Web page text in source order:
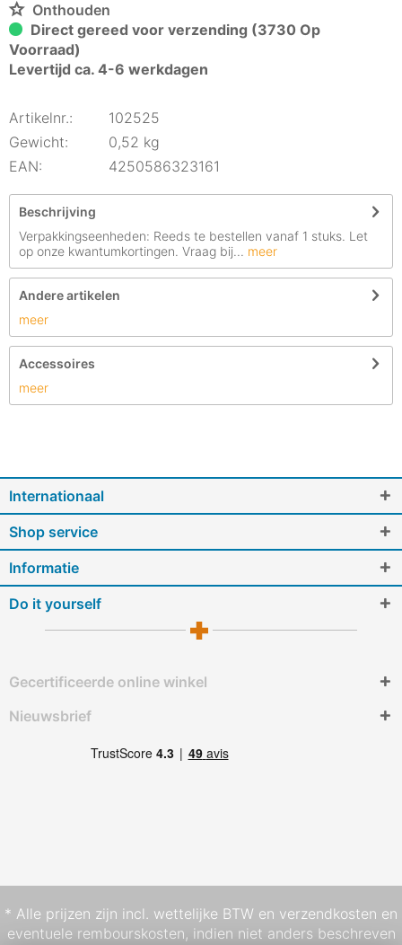
Onthouden
Direct gereed voor verzending (3730 Op
Voorraad)
Levertijd ca. 4-6 werkdagen
Artikelnr.:
102525
Gewicht:
0,52 kg
EAN:
4250586323161
Beschrijving
Verpakkingseenheden: Reeds te bestellen vanaf 1 stuks. Let
op onze kwantumkortingen. Vraag bij... meer
Andere artikelen
meer
Accessoires
meer
Internationaal
Shop service
Informatie
Do it yourself
Gecertificeerde online winkel
Nieuwsbrief
* Alle prijzen zijn incl. wettelijke BTW en verzendkosten en
eventuele rembourskosten, indien niet anders beschreven